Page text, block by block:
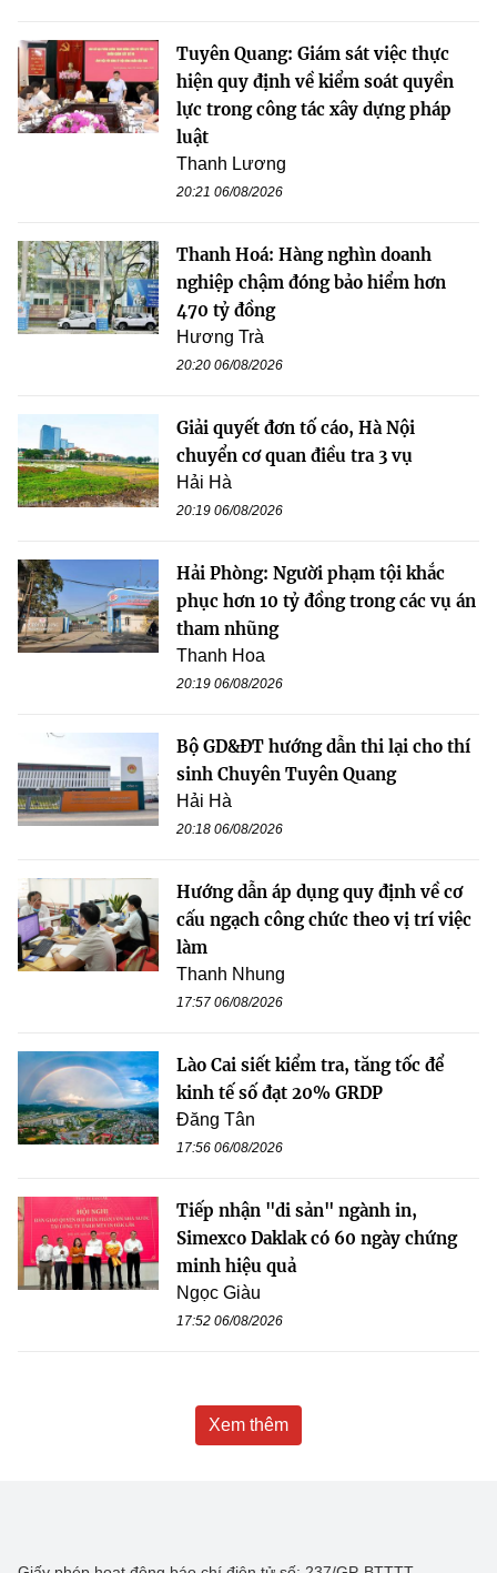
Tuyên Quang: Giám sát việc thực
hiện quy định về kiểm soát quyền
lực trong công tác xây dựng pháp
luật
Thanh Lương
20:21 06/08/2026
Thanh Hoá: Hàng nghìn doanh
nghiệp chậm đóng bảo hiểm hơn
470 tỷ đồng
Hương Trà
20:20 06/08/2026
Giải quyết đơn tố cáo, Hà Nội
chuyển cơ quan điều tra 3 vụ
Hải Hà
20:19 06/08/2026
Hải Phòng: Người phạm tội khắc
phục hơn 10 tỷ đồng trong các vụ án
tham nhũng
Thanh Hoa
20:19 06/08/2026
Bộ GD&ĐT hướng dẫn thi lại cho thí
sinh Chuyên Tuyên Quang
Hải Hà
20:18 06/08/2026
Hướng dẫn áp dụng quy định về cơ
cấu ngạch công chức theo vị trí việc
làm
Thanh Nhung
17:57 06/08/2026
Lào Cai siết kiểm tra, tăng tốc để
kinh tế số đạt 20% GRDP
Đăng Tân
17:56 06/08/2026
Tiếp nhận "di sản" ngành in,
Simexco Daklak có 60 ngày chứng
minh hiệu quả
Ngọc Giàu
17:52 06/08/2026
Xem thêm